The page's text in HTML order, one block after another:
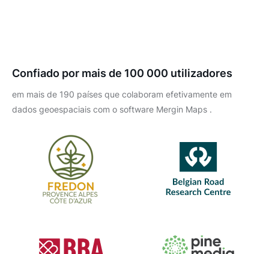
Confiado por mais de 100 000 utilizadores
em mais de 190 países que colaboram efetivamente em
dados geoespaciais com o software Mergin Maps .